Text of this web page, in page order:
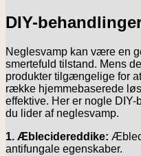
DIY-
Neglesvamp kan være en
smertefuld tilstand. Mens
produkter tilgængelige for
række hjemmebaserede
effektive. Her er nogle
du lider af neglesvamp.
1. Æblecidereddike:
antifungale egenskaber.